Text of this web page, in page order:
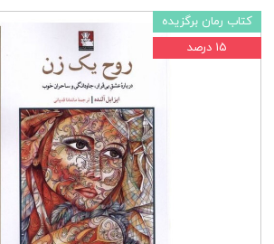
کتاب رمان برگزیده
۱۵ درصد